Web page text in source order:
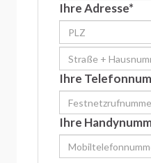
Ihre Adresse*
Ihre
Ihre